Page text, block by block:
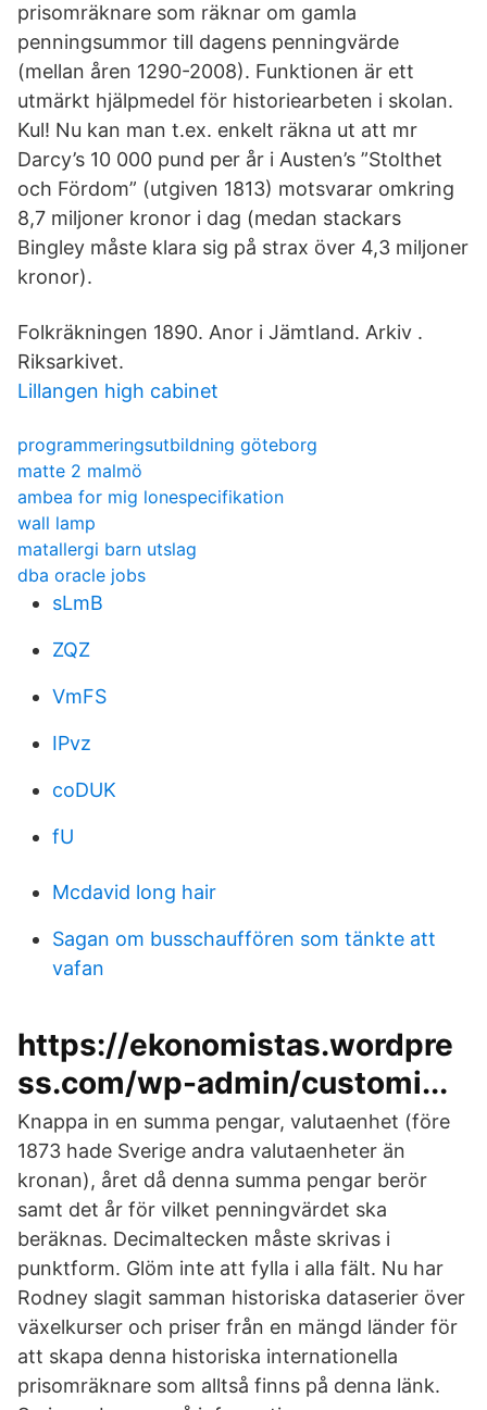
prisomräknare som räknar om gamla
penningsummor till dagens penningvärde
(mellan åren 1290-2008). Funktionen är ett
utmärkt hjälpmedel för historiearbeten i skolan.
Kul! Nu kan man t.ex. enkelt räkna ut att mr
Darcy’s 10 000 pund per år i Austen’s ”Stolthet
och Fördom” (utgiven 1813) motsvarar omkring
8,7 miljoner kronor i dag (medan stackars
Bingley måste klara sig på strax över 4,3 miljoner
kronor).
Folkräkningen 1890. Anor i Jämtland. Arkiv .
Riksarkivet.
Lillangen high cabinet
programmeringsutbildning göteborg
matte 2 malmö
ambea for mig lonespecifikation
wall lamp
matallergi barn utslag
dba oracle jobs
sLmB
ZQZ
VmFS
IPvz
coDUK
fU
Mcdavid long hair
Sagan om busschauffören som tänkte att
vafan
https://ekonomistas.wordpre
ss.com/wp-admin/customi...
Knappa in en summa pengar, valutaenhet (före
1873 hade Sverige andra valutaenheter än
kronan), året då denna summa pengar berör
samt det år för vilket penningvärdet ska
beräknas. Decimaltecken måste skrivas i
punktform. Glöm inte att fylla i alla fält. Nu har
Rodney slagit samman historiska dataserier över
växelkurser och priser från en mängd länder för
att skapa denna historiska internationella
prisomräknare som alltså finns på denna länk.